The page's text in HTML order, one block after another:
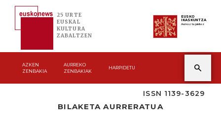
25 URTE
EUSKAL
KULTURA
ZABALTZEN
EUSKO
IKASKUNTZA
Asmoz ta jakitez
AZKEN
ZENBAKIA
AURREKO
ZENBAKIAK
HARPIDETU
ISSN 1139-3629
BILAKETA AURRERATUA